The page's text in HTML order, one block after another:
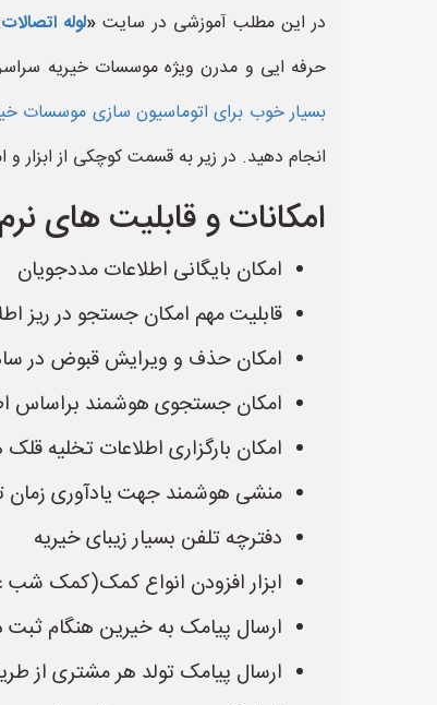
در این مطلب آموزشی در سایت «لوله اتصالات
حرفه ایی و مدرن ویژه موسسات خیریه
بسیار خوب برای اتوماسیون سازی موسسات
انجام دهید. در زیر به قسمت کوچکی از ابزار
امکانات و قابلیت های
امکان بایگانی اطلاعات مددجویان
قابلیت مهم امکان جستجو در ریز
امکان حذف و ویرایش قبوض در
امکان جستجوی هوشمند براساس
امکان بارگزاری اطلاعات تخلیه قلک
منشی هوشمند جهت یادآوری زمان
دفترچه تلفن بسیار زیبای خیریه
ابزار افزودن انواع کمک(کمک شب
ارسال پیامک به خیرین هنگام
ارسال پیامک تولد هر مشتری از